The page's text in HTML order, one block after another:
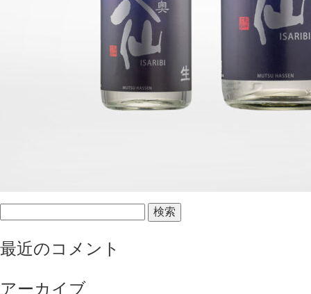
最近のコメント
アーカイブ